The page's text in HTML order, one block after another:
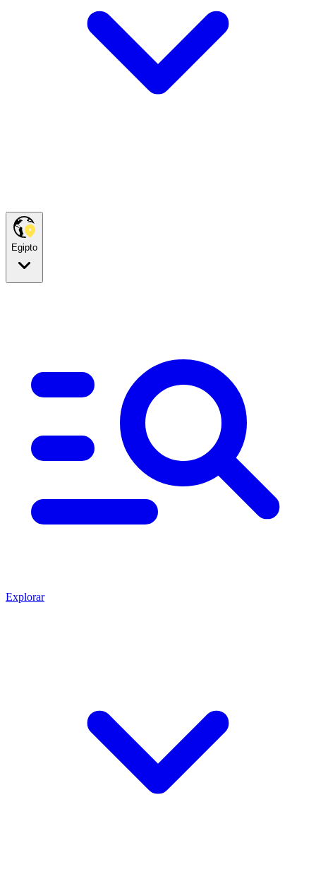
Egipto
Explorar